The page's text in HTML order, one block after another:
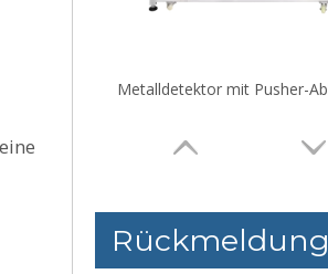
Rückmeldung